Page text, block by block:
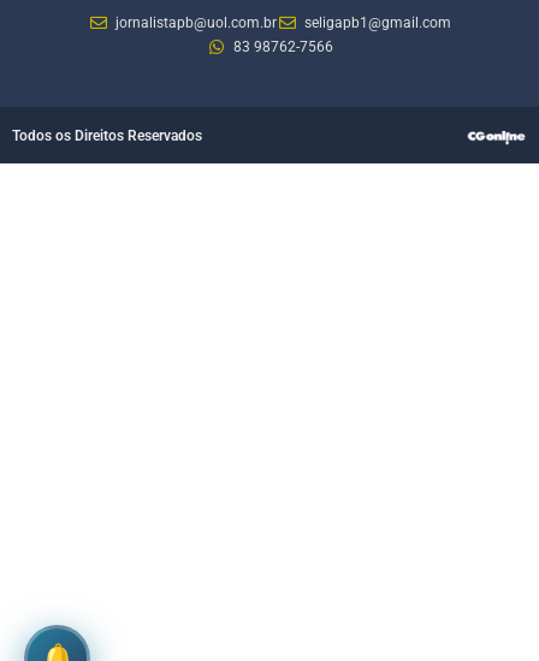
jornalistapb@uol.com.br
seligapb1@gmail.com
83 98762-7566
Todos os Direitos Reservados